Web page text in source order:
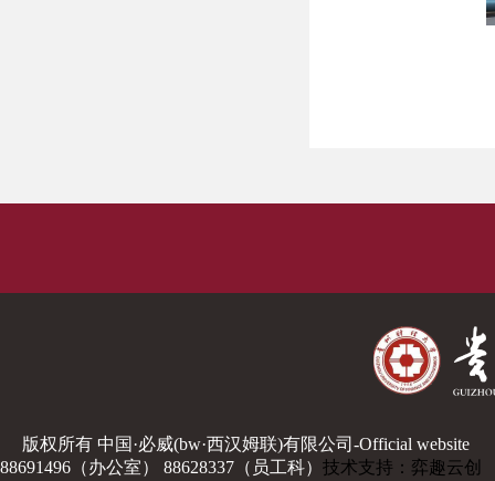
版权所有 中国·必威(bw·西汉姆联)有限公司-Official website
88691496（办公室） 88628337（员工科） 技术支持：弈趣云创